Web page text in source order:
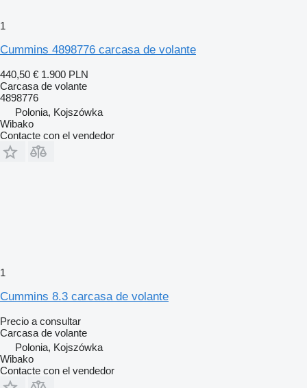
1
Cummins 4898776 carcasa de volante
440,50 € 1.900 PLN
Carcasa de volante
4898776
Polonia, Kojszówka
Wibako
Contacte con el vendedor
1
Cummins 8.3 carcasa de volante
Precio a consultar
Carcasa de volante
Polonia, Kojszówka
Wibako
Contacte con el vendedor